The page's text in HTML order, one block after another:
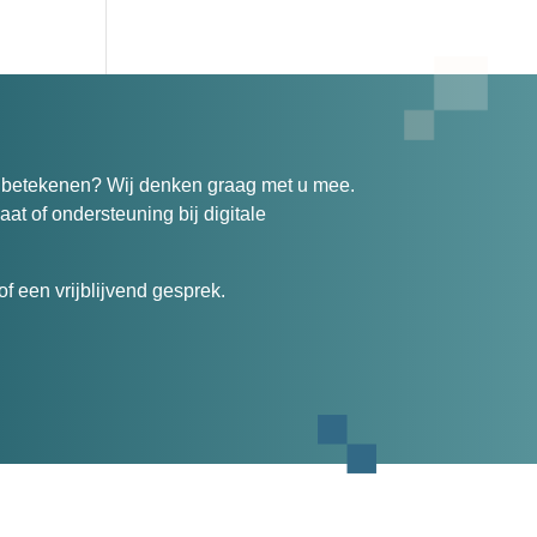
Wij denken graag met u mee.
of ondersteuning bij digitale
een vrijblijvend gesprek.